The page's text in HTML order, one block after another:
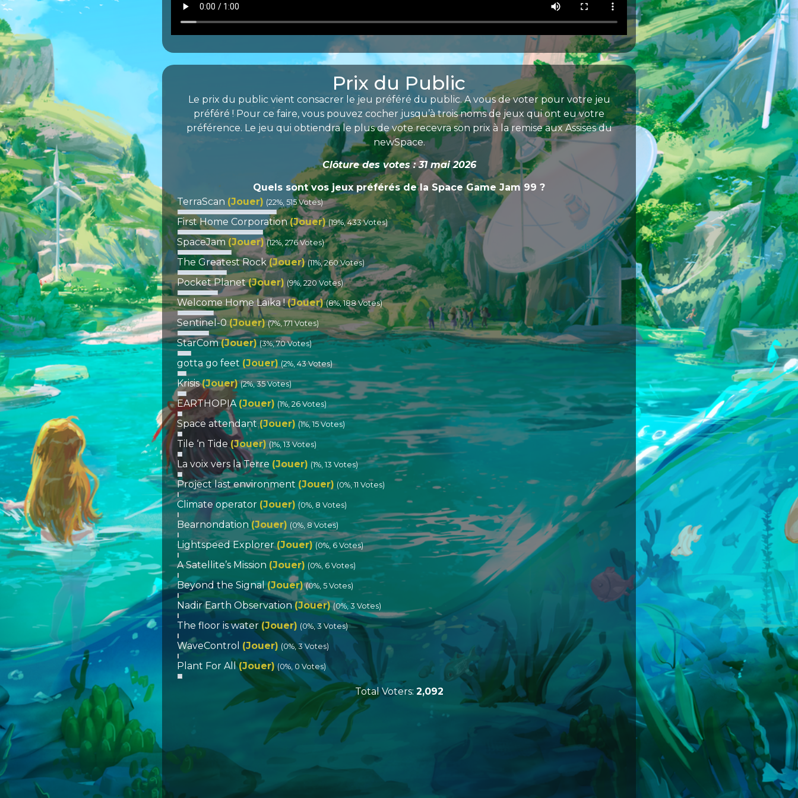
Prix du Public
Le prix du public vient consacrer le jeu préféré du public. A vous de voter pour votre jeu
préféré ! Pour ce faire, vous pouvez cocher jusqu’à trois noms de jeux qui ont eu votre
préférence. Le jeu qui obtiendra le plus de vote recevra son prix à la remise aux Assises du
newSpace.
Clôture des votes : 31 mai 2026
Quels sont vos jeux préférés de la Space Game Jam 99 ?
TerraScan(Jouer) (22%, 515 Votes)
First Home Corporation(Jouer) (19%, 433 Votes)
SpaceJam (Jouer) (12%, 276 Votes)
The Greatest Rock(Jouer) (11%, 260 Votes)
Pocket Planet(Jouer) (9%, 220 Votes)
Welcome Home Laïka !(Jouer) (8%, 188 Votes)
Sentinel-0(Jouer) (7%, 171 Votes)
StarCom(Jouer) (3%, 70 Votes)
gotta go feet (Jouer) (2%, 43 Votes)
Krisis(Jouer) (2%, 35 Votes)
EARTHOPIA (Jouer) (1%, 26 Votes)
Space attendant(Jouer) (1%, 15 Votes)
Tile ‘n Tide (Jouer) (1%, 13 Votes)
La voix vers la Terre (Jouer) (1%, 13 Votes)
Project last environment (Jouer) (0%, 11 Votes)
Climate operator (Jouer) (0%, 8 Votes)
Bearnondation(Jouer) (0%, 8 Votes)
Lightspeed Explorer(Jouer) (0%, 6 Votes)
A Satellite’s Mission (Jouer) (0%, 6 Votes)
Beyond the Signal(Jouer) (0%, 5 Votes)
Nadir Earth Observation(Jouer) (0%, 3 Votes)
The floor is water (Jouer) (0%, 3 Votes)
WaveControl (Jouer) (0%, 3 Votes)
Plant For All(Jouer) (0%, 0 Votes)
Total Voters: 2,092